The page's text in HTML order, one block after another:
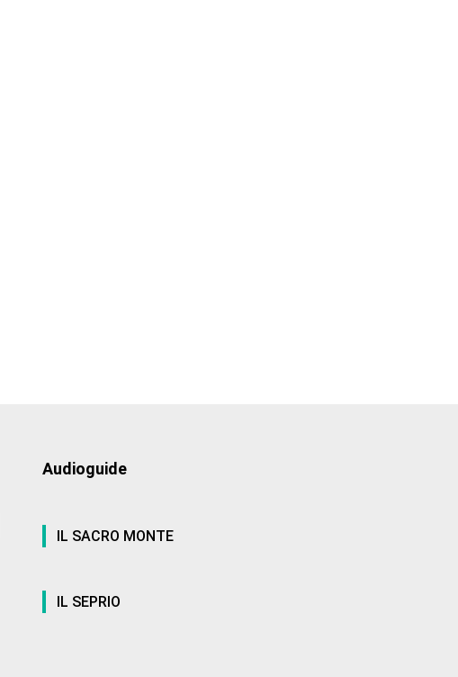
Audioguide
IL SACRO MONTE
IL SEPRIO